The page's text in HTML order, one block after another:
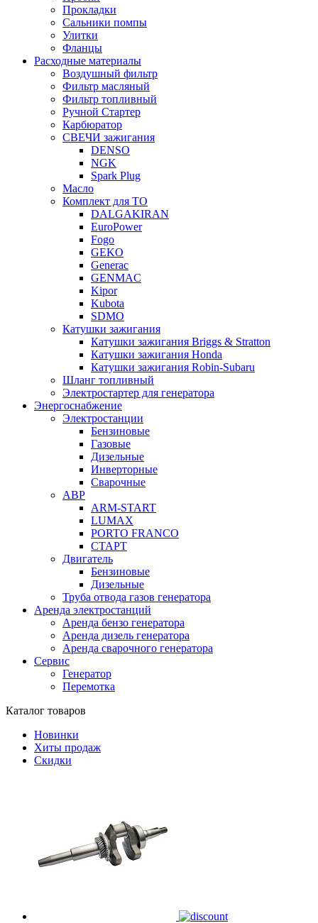
Прокладки
Сальники помпы
Улитки
Фланцы
Расходные материалы
Воздушный фильтр
Фильтр масляный
Фильтр топливный
Ручной Стартер
Карбюратор
СВЕЧИ зажигания
DENSO
NGK
Spark Plug
Масло
Комплект для ТО
DALGAKIRAN
EuroPower
Fogo
GEKO
Generac
GENMAC
Kipor
Kubota
SDMO
Катушки зажигания
Катушки зажигания Briggs & Stratton
Катушки зажигания Honda
Катушки зажигания Robin-Subaru
Шланг топливный
Электростартер для генератора
Энергоснабжение
Электростанции
Бензиновые
Газовые
Дизельные
Инверторные
Сварочные
АВР
ARM-START
LUMAX
PORTO FRANCO
СТАРТ
Двигатель
Бензиновые
Дизельные
Труба отвода газов генератора
Аренда электростанций
Аренда бензо генератора
Аренда дизель генератора
Аренда сварочного генератора
Сервис
Генератор
Перемотка
Каталог товаров
Новинки
Хиты продаж
Скидки